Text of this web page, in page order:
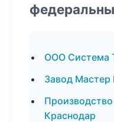
ООО Система
Завод
Краснодар